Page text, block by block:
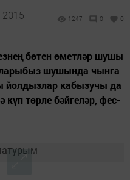
-
1247 0 0
бө­тен өмет­ләр шу­шы
шу­шын­да чын­га
йол­дыз­лар ка­бы­зу­чы да
төр­ле бәй­ге­ләр, фес­